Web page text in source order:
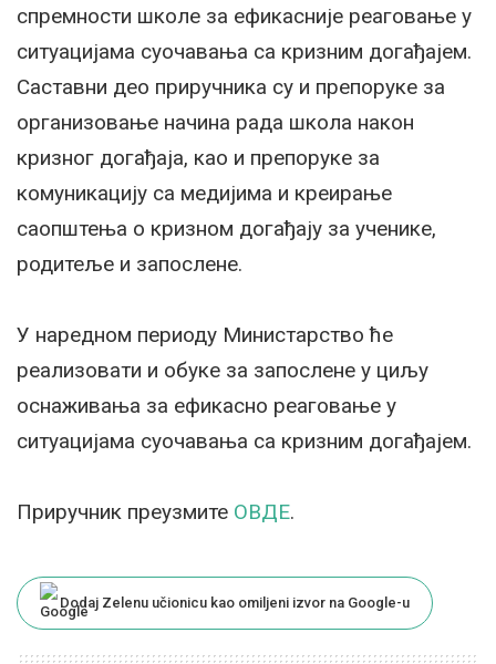
спремности школе за ефикасније реаговање у
ситуацијама суочавања са кризним догађајем.
Саставни део приручника су и препоруке за
организовање начина рада школа након
кризног догађаја, као и препоруке за
комуникацију са медијима и креирање
саопштења о кризном догађају за ученике,
родитеље и запослене.
У наредном периоду Министарство ће
реализовати и обуке за запослене у циљу
оснаживања за ефикасно реаговање у
ситуацијама суочавања са кризним догађајем.
Приручник преузмите ОВДЕ.
Dodaj Zelenu učionicu kao omiljeni izvor na Google-u